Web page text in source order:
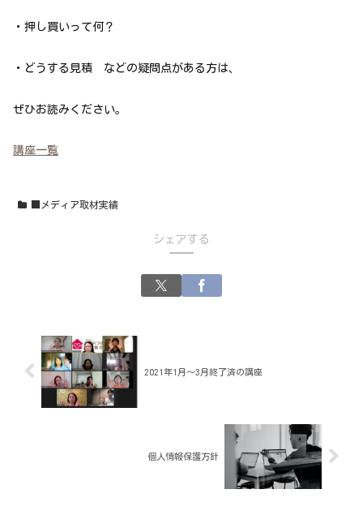
・押し買いって何？
・どうする見積 などの疑問点がある方は、
ぜひお読みください。
講座一覧
■メディア取材実績
シェアする
2021年1月～3月終了済の講座
個人情報保護方針